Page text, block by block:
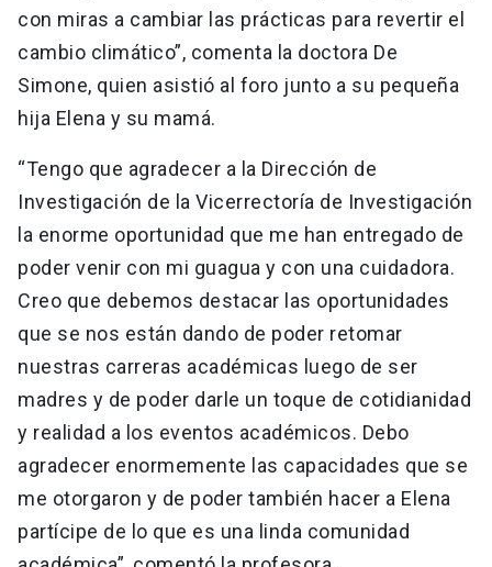
con miras a cambiar las prácticas para revertir el
cambio climático”, comenta la doctora De
Simone, quien asistió al foro junto a su pequeña
hija Elena y su mamá.
“Tengo que agradecer a la Dirección de
Investigación de la Vicerrectoría de Investigación
la enorme oportunidad que me han entregado de
poder venir con mi guagua y con una cuidadora.
Creo que debemos destacar las oportunidades
que se nos están dando de poder retomar
nuestras carreras académicas luego de ser
madres y de poder darle un toque de cotidianidad
y realidad a los eventos académicos. Debo
agradecer enormemente las capacidades que se
me otorgaron y de poder también hacer a Elena
partícipe de lo que es una linda comunidad